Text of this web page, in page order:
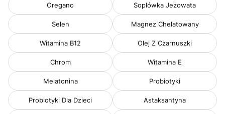
Oregano Soplówka Jeżowata
Selen Magnez Chelatowany
Witamina B12 Olej Z Czarnuszki
Chrom Witamina E
Melatonina Probiotyki
Probiotyki Dla Dzieci Astaksantyna